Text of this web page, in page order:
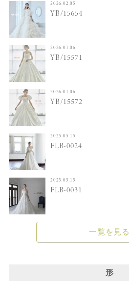
2026.02.05
YB/15654
2026.01.06
YB/15571
2026.01.06
YB/15572
2025.05.15
FLB-0024
2025.05.15
FLB-0031
一覧を見る
形